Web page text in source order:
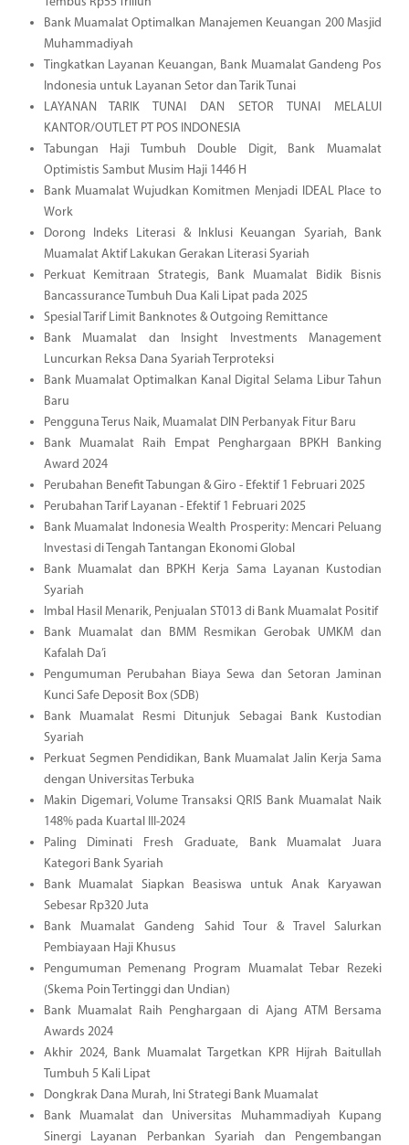
Bank Muamalat Optimalkan Manajemen Keuangan 200 Masjid
Muhammadiyah
Tingkatkan Layanan Keuangan, Bank Muamalat Gandeng Pos
Indonesia untuk Layanan Setor dan Tarik Tunai
LAYANAN TARIK TUNAI DAN SETOR TUNAI MELALUI
KANTOR/OUTLET PT POS INDONESIA
Tabungan Haji Tumbuh Double Digit, Bank Muamalat
Optimistis Sambut Musim Haji 1446 H
Bank Muamalat Wujudkan Komitmen Menjadi IDEAL Place to
Work
Dorong Indeks Literasi & Inklusi Keuangan Syariah, Bank
Muamalat Aktif Lakukan Gerakan Literasi Syariah
Perkuat Kemitraan Strategis, Bank Muamalat Bidik Bisnis
Bancassurance Tumbuh Dua Kali Lipat pada 2025
Spesial Tarif Limit Banknotes & Outgoing Remittance
Bank Muamalat dan Insight Investments Management
Luncurkan Reksa Dana Syariah Terproteksi
Bank Muamalat Optimalkan Kanal Digital Selama Libur Tahun
Baru
Pengguna Terus Naik, Muamalat DIN Perbanyak Fitur Baru
Bank Muamalat Raih Empat Penghargaan BPKH Banking
Award 2024
Perubahan Benefit Tabungan & Giro - Efektif 1 Februari 2025
Perubahan Tarif Layanan - Efektif 1 Februari 2025
Bank Muamalat Indonesia Wealth Prosperity: Mencari Peluang
Investasi di Tengah Tantangan Ekonomi Global
Bank Muamalat dan BPKH Kerja Sama Layanan Kustodian
Syariah
Imbal Hasil Menarik, Penjualan ST013 di Bank Muamalat Positif
Bank Muamalat dan BMM Resmikan Gerobak UMKM dan
Kafalah Da’i
Pengumuman Perubahan Biaya Sewa dan Setoran Jaminan
Kunci Safe Deposit Box (SDB)
Bank Muamalat Resmi Ditunjuk Sebagai Bank Kustodian
Syariah
Perkuat Segmen Pendidikan, Bank Muamalat Jalin Kerja Sama
dengan Universitas Terbuka
Makin Digemari, Volume Transaksi QRIS Bank Muamalat Naik
148% pada Kuartal III-2024
Paling Diminati Fresh Graduate, Bank Muamalat Juara
Kategori Bank Syariah
Bank Muamalat Siapkan Beasiswa untuk Anak Karyawan
Sebesar Rp320 Juta
Bank Muamalat Gandeng Sahid Tour & Travel Salurkan
Pembiayaan Haji Khusus
Pengumuman Pemenang Program Muamalat Tebar Rezeki
(Skema Poin Tertinggi dan Undian)
Bank Muamalat Raih Penghargaan di Ajang ATM Bersama
Awards 2024
Akhir 2024, Bank Muamalat Targetkan KPR Hijrah Baitullah
Tumbuh 5 Kali Lipat
Dongkrak Dana Murah, Ini Strategi Bank Muamalat
Bank Muamalat dan Universitas Muhammadiyah Kupang
Sinergi Layanan Perbankan Syariah dan Pengembangan